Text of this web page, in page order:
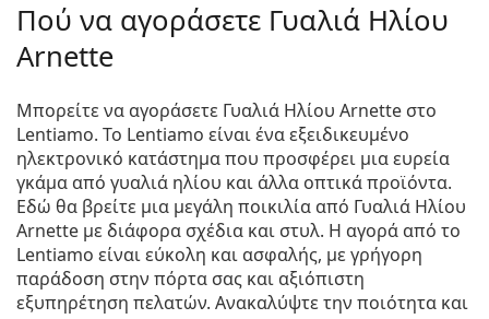
Πού να αγοράσετε Γυαλιά Ηλίου
Arnette
Μπορείτε να αγοράσετε Γυαλιά Ηλίου Arnette στο
Lentiamo. Το Lentiamo είναι ένα εξειδικευμένο
ηλεκτρονικό κατάστημα που προσφέρει μια ευρεία
γκάμα από γυαλιά ηλίου και άλλα οπτικά προϊόντα.
Εδώ θα βρείτε μια μεγάλη ποικιλία από Γυαλιά Ηλίου
Arnette με διάφορα σχέδια και στυλ. Η αγορά από το
Lentiamo είναι εύκολη και ασφαλής, με γρήγορη
παράδοση στην πόρτα σας και αξιόπιστη
εξυπηρέτηση πελατών. Ανακαλύψτε την ποιότητα και